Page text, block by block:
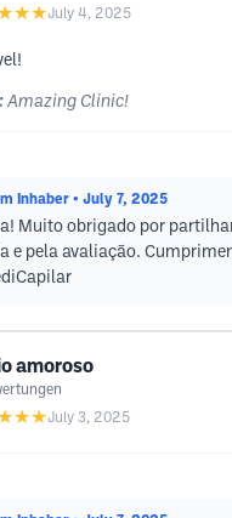
July 4, 2025
Amazing Clinic!
Inhaber • July 7, 2025
Muito obrigado por
e pela avaliação.
amoroso
July 3, 2025